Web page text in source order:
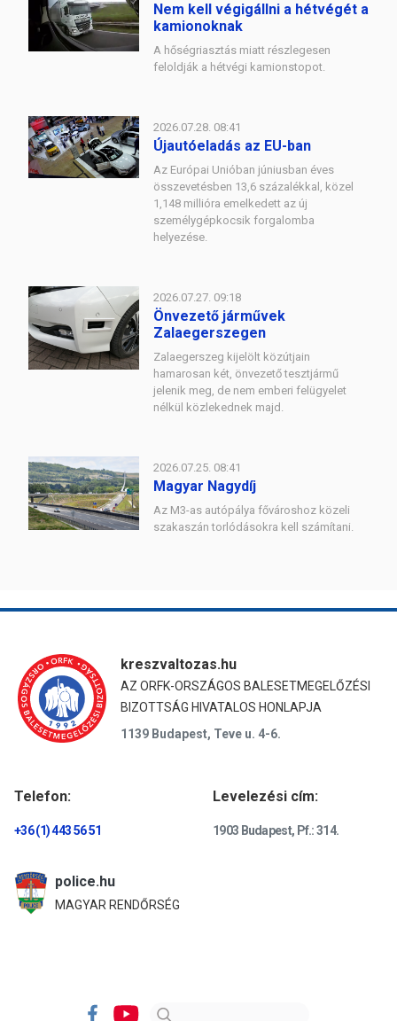
Nem kell végigállni a hétvégét a
kamionoknak
A hőségriasztás miatt részlegesen
feloldják a hétvégi kamionstopot.
2026.07.28. 08:41
Újautóeladás az EU-ban
Az Európai Unióban júniusban éves
összevetésben 13,6 százalékkal, közel
1,148 millióra emelkedett az új
személygépkocsik forgalomba
helyezése.
2026.07.27. 09:18
Önvezető járművek
Zalaegerszegen
Zalaegerszeg kijelölt közútjain
hamarosan két, önvezető tesztjármű
jelenik meg, de nem emberi felügyelet
nélkül közlekednek majd.
2026.07.25. 08:41
Magyar Nagydíj
Az M3-as autópálya fővároshoz közeli
szakaszán torlódásokra kell számítani.
kreszvaltozas.hu
AZ ORFK-ORSZÁGOS BALESETMEGELŐZÉSI
BIZOTTSÁG HIVATALOS HONLAPJA
1139 Budapest, Teve u. 4-6.
Telefon:
+36 (1) 443 56 51
Levelezési cím:
1903 Budapest, Pf.: 314.
police.hu
MAGYAR RENDŐRSÉG